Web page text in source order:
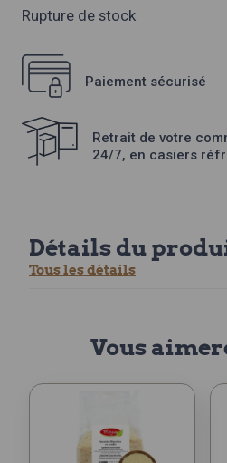
Rupture de stock
Paiement sécurisé
Retrait de votre
24/7, en casiers
Détails du
Tous les détails
Vous